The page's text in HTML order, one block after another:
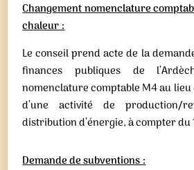
Changement nomenclature
chaleur :
Le conseil prend acte de la
finances publiques de
nomenclature comptable M4 au lieu
d’une activité de production/
distribution d’énergie, à compter du
Demande de subventions :